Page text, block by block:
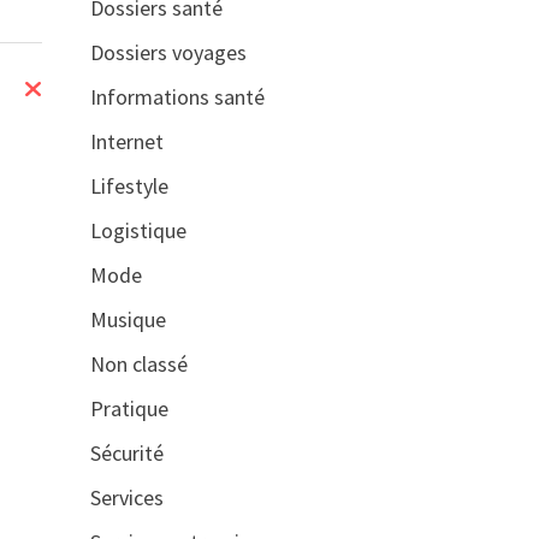
Dossiers santé
Dossiers voyages
Informations santé
Internet
Lifestyle
Logistique
Mode
Musique
Non classé
Pratique
Sécurité
Services